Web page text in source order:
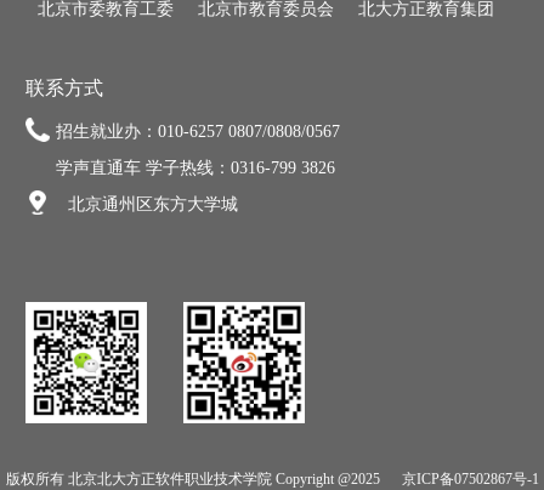
北京市委教育工委 北京市教育委员会 北大方正教育集团
联系方式
招生就业办：010-6257 0807/0808/0567
学声直通车 学子热线：0316-799 3826
北京通州区东方大学城
版权所有 北京北大方正软件职业技术学院 Copyright @2025 京ICP备07502867号-1